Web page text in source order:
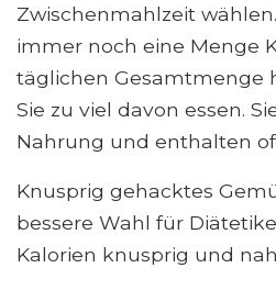
Zwischenmahlzeit
immer noch eine Menge
täglichen Gesamtmenge
Sie zu viel davon essen.
Nahrung und enthalten
Knusprig gehacktes
bessere Wahl für
Kalorien knusprig und